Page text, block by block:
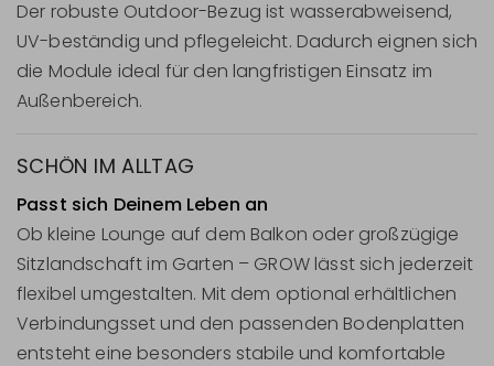
Der robuste Outdoor-Bezug ist wasserabweisend,
UV-beständig und pflegeleicht. Dadurch eignen sich
die Module ideal für den langfristigen Einsatz im
Außenbereich.
SCHÖN IM ALLTAG
Passt sich Deinem Leben an
Ob kleine Lounge auf dem Balkon oder großzügige
Sitzlandschaft im Garten – GROW lässt sich jederzeit
flexibel umgestalten. Mit dem optional erhältlichen
Verbindungsset und den passenden Bodenplatten
entsteht eine besonders stabile und komfortable